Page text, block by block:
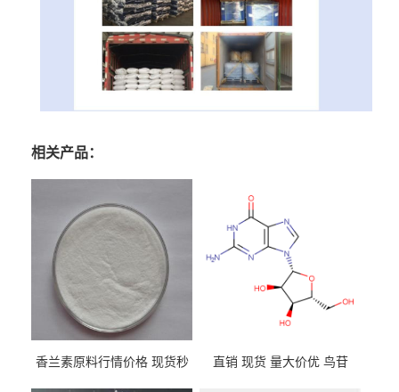
相关产品：
香兰素原料行情价格 现货秒
直销 现货 量大价优 鸟苷